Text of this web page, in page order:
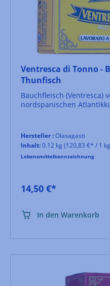
Ventresca di Tonno -
Thunfisch
Bauchfleisch (Ventresca)
nordspanischen
Hersteller :Olasagasti
Inhalt:0.12 kg (120,83 €* / 1
Lebensmittelkennzeichnung
14,50 €*
In den Warenkorb